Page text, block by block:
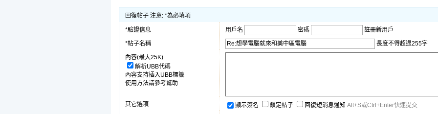
回復帖子 注意: *為必填項
*驗證信息 用戶名 密碼
註冊新用戶
*帖子名稱
長度不得超過255字
內容(最大25K)
解析UBB代碼
內容支持插入UBB標籤
使用方法請參考幫助
其它選項 顯示簽名 鎖定帖子 回復短消息通知 Alt+S或Ctrl+Enter快速提交